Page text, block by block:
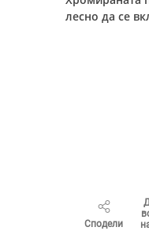
лесно да се
Сподели